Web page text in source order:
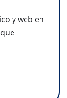
y web en